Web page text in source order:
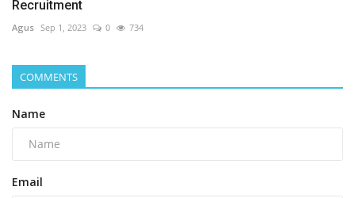
Recruitment
Agus Sep 1, 2023 0 734
COMMENTS
Name
Email